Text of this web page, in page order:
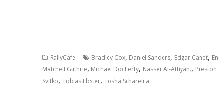
RallyCafe Bradley Cox, Daniel Sanders, Edgar Canet,
Matchell Guthrie, Michael Docherty, Nasser Al-Attiyah.,
Svitko, Tobias Ebster, Tosha Schareina